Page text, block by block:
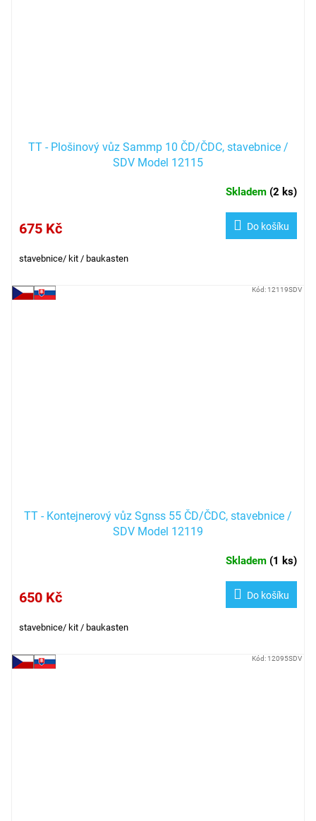
TT - Plošinový vůz Sammp 10 ČD/ČDC, stavebnice /
SDV Model 12115
Skladem (2 ks)
675 Kč Do košíku
stavebnice/ kit / baukasten
TT - Kontejnerový vůz Sgnss 55 ČD/ČDC, stavebnice /
SDV Model 12119
Skladem (1 ks)
650 Kč Do košíku
stavebnice/ kit / baukasten
Kód: 12119SDV
Kód: 12095SDV